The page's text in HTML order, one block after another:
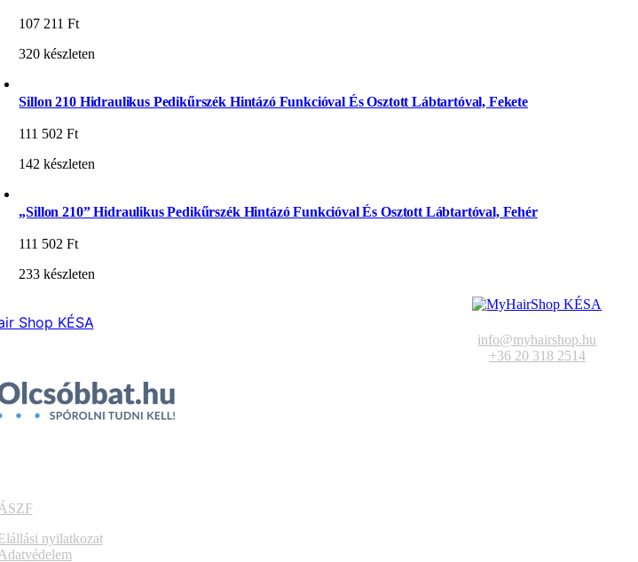
107 211Ft
320 készleten
Sillon 210 Hidraulikus Pedikűrszék Hintázó Funkcióval És Osztott Lábtartóval, Fekete
111 502Ft
142 készleten
„Sillon 210” Hidraulikus Pedikűrszék Hintázó Funkcióval És Osztott Lábtartóval, Fehér
111 502Ft
233 készleten
Shop KÉSA
info@myhairshop.hu
+36 20 318 2514
nyilatkozat